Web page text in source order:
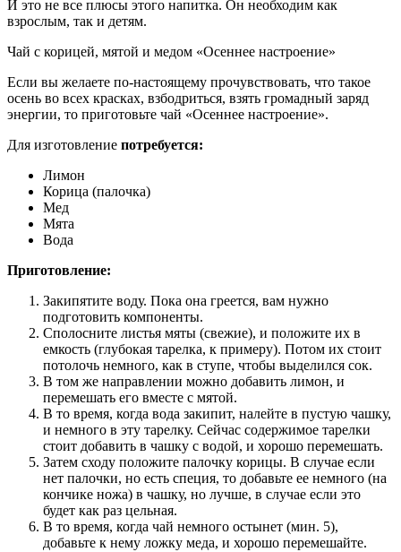
И это не все плюсы этого напитка. Он необходим как
взрослым, так и детям.
Чай с корицей, мятой и медом «Осеннее настроение»
Если вы желаете по-настоящему прочувствовать, что такое
осень во всех красках, взбодриться, взять громадный заряд
энергии, то приготовьте чай «Осеннее настроение».
Для изготовление потребуется:
Лимон
Корица (палочка)
Мед
Мята
Вода
Приготовление:
Закипятите воду. Пока она греется, вам нужно
подготовить компоненты.
Сполосните листья мяты (свежие), и положите их в
емкость (глубокая тарелка, к примеру). Потом их стоит
потолочь немного, как в ступе, чтобы выделился сок.
В том же направлении можно добавить лимон, и
перемешать его вместе с мятой.
В то время, когда вода закипит, налейте в пустую чашку,
и немного в эту тарелку. Сейчас содержимое тарелки
стоит добавить в чашку с водой, и хорошо перемешать.
Затем сходу положите палочку корицы. В случае если
нет палочки, но есть специя, то добавьте ее немного (на
кончике ножа) в чашку, но лучше, в случае если это
будет как раз цельная.
В то время, когда чай немного остынет (мин. 5),
добавьте к нему ложку меда, и хорошо перемешайте.